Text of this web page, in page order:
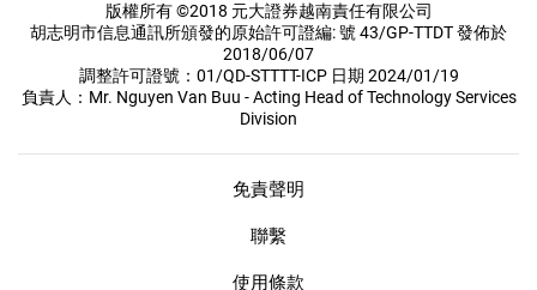
版權所有 ©2018 元大證券越南責任有限公司
胡志明市信息通訊所頒發的原始許可證編: 號 43/GP-TTDT 發佈於
2018/06/07
調整許可證號：01/QD-STTTT-ICP 日期 2024/01/19
負責人：Mr. Nguyen Van Buu - Acting Head of Technology Services
Division
免責聲明
聯繫
使用條款